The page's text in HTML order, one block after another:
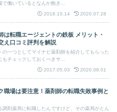
で働いているとなんか飽き...
2018.10.14
2020.07.28
は転職エージェントの鉄板 メリット・
え口コミ評判を解説
の一つとしてマイナビ薬剤師を紹介してもらった
もチェックしておくべきサ...
2017.05.03
2020.08.01
職場は要注意！薬剤師の転職失敗事例と
調剤薬局に転職したんですけど、その薬局がとん